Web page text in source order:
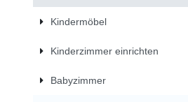
Kindermöbel
Kinderzimmer einrichten
Babyzimmer